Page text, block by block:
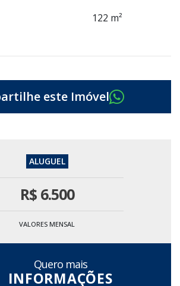
122 m²
R$6.500
VALORES MENSAL
Quero mais